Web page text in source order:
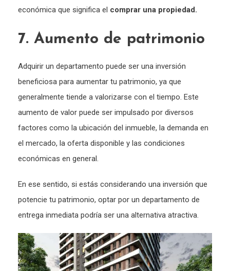
económica que significa el comprar una propiedad.
7. Aumento de patrimonio
Adquirir un departamento puede ser una inversión
beneficiosa para aumentar tu patrimonio, ya que
generalmente tiende a valorizarse con el tiempo. Este
aumento de valor puede ser impulsado por diversos
factores como la ubicación del inmueble, la demanda en
el mercado, la oferta disponible y las condiciones
económicas en general.
En ese sentido, si estás considerando una inversión que
potencie tu patrimonio, optar por un departamento de
entrega inmediata podría ser una alternativa atractiva.